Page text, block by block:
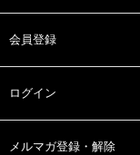
会員登録
ログイン
メルマガ登録・解除